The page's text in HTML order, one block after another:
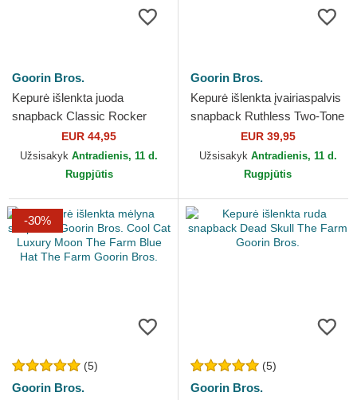
Goorin Bros.
Kepurė išlenkta juoda
snapback Classic Rocker
Freedom The Farm Goorin
Bros.
EUR 44,95
Užsisakyk Antradienis, 11 d.
Rugpjūtis
Goorin Bros.
Kepurė išlenkta įvairiaspalvis
snapback Ruthless Two-Tone
Buffalo Sport The Farm
Goorin Bros.
EUR 39,95
Užsisakyk Antradienis, 11 d.
Rugpjūtis
-30%
(5)
Goorin Bros.
(5)
Goorin Bros.